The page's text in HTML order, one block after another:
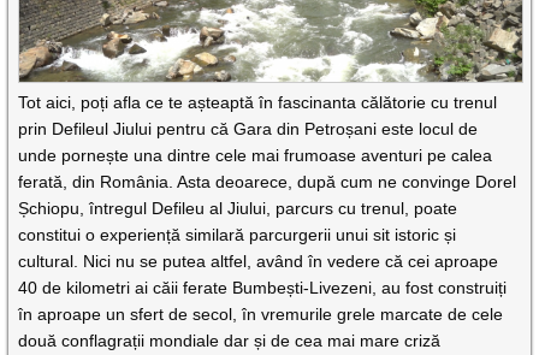
Tot aici, poți afla ce te așteaptă în fascinanta călătorie cu trenul
prin Defileul Jiului pentru că Gara din Petroșani este locul de
unde pornește una dintre cele mai frumoase aventuri pe calea
ferată, din România. Asta deoarece, după cum ne convinge Dorel
Șchiopu, întregul Defileu al Jiului, parcurs cu trenul, poate
constitui o experiență similară parcurgerii unui sit istoric și
cultural. Nici nu se putea altfel, având în vedere că cei aproape
40 de kilometri ai căii ferate Bumbești-Livezeni, au fost construiți
în aproape un sfert de secol, în vremurile grele marcate de cele
două conflagrații mondiale dar și de cea mai mare criză